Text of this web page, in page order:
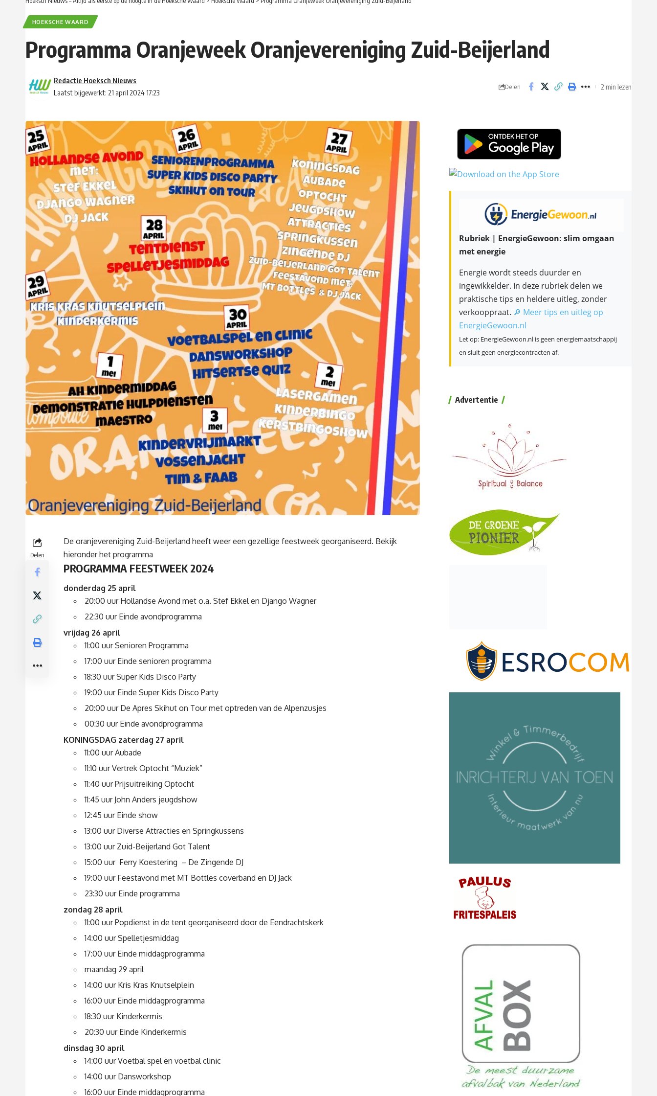
HOEKSCHE WAARD
Programma Oranjeweek Oranjevereniging Zuid-Beijerland
Laatst bijgewerkt: 21 april 2024 17:23
Redactie Hoeksch Nieuws
Delen 2 min lezen
Delen
De oranjevereniging Zuid-Beijerland heeft weer een gezellige feestweek georganiseerd. Bekijk
hieronder het programma
PROGRAMMA FEESTWEEK 2024
donderdag 25 april
20:00 uur Hollandse Avond met o.a. Stef Ekkel en Django Wagner
22:30 uur Einde avondprogramma
vrijdag 26 april
11:00 uur Senioren Programma
17:00 uur Einde senioren programma
18:30 uur Super Kids Disco Party
19:00 uur Einde Super Kids Disco Party
20:00 uur De Apres Skihut on Tour met optreden van de Alpenzusjes
00:30 uur Einde avondprogramma
KONINGSDAG zaterdag 27 april
11:00 uur Aubade
11:10 uur Vertrek Optocht “Muziek”
11:40 uur Prijsuitreiking Optocht
11:45 uur John Anders jeugdshow
12:45 uur Einde show
13:00 uur Diverse Attracties en Springkussens
13:00 uur Zuid-Beijerland Got Talent
15:00 uur Ferry Koestering – De Zingende DJ
19:00 uur Feestavond met MT Bottles coverband en DJ Jack
23:30 uur Einde programma
zondag 28 april
11:00 uur Popdienst in de tent georganiseerd door de Eendrachtskerk
14:00 uur Spelletjesmiddag
17:00 uur Einde middagprogramma
maandag 29 april
14:00 uur Kris Kras Knutselplein
16:00 uur Einde middagprogramma
18:30 uur Kinderkermis
20:30 uur Einde Kinderkermis
dinsdag 30 april
14:00 uur Voetbal spel en voetbal clinic
14:00 uur Dansworkshop
16:00 uur Einde middagprogramma
Rubriek | EnergieGewoon: slim omgaan
met energie
Energie wordt steeds duurder en
ingewikkelder. In deze rubriek delen we
praktische tips en heldere uitleg, zonder
verkooppraat. 🔎 Meer tips en uitleg op
EnergieGewoon.nl
Let op: EnergieGewoon.nl is geen energiemaatschappij
en sluit geen energiecontracten af.
Advertentie